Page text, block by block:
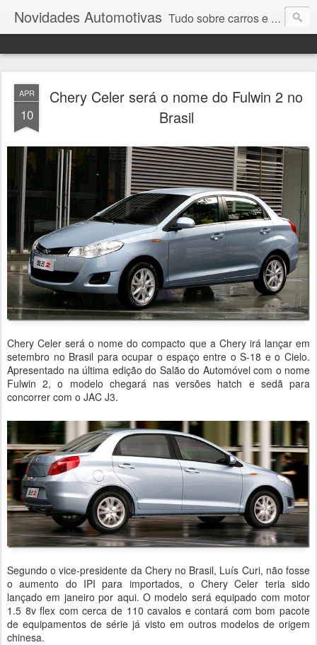
Novidades Automotivas Tudo sobre carros e motores
APR
10
Chery Celer será o nome do Fulwin 2 no
Brasil
Chery Celer será o nome do compacto que a Chery irá lançar em
setembro no Brasil para ocupar o espaço entre o S-18 e o Cielo.
Apresentado na última edição do Salão do Automóvel com o nome
Fulwin 2, o modelo chegará nas versões hatch e sedã para
concorrer com o JAC J3.
Segundo o vice-presidente da Chery no Brasil, Luís Curi, não fosse
o aumento do IPI para importados, o Chery Celer teria sido
lançado em janeiro por aqui. O modelo será equipado com motor
1.5 8v flex com cerca de 110 cavalos e contará com bom pacote
de equipamentos de série já visto em outros modelos de origem
chinesa.